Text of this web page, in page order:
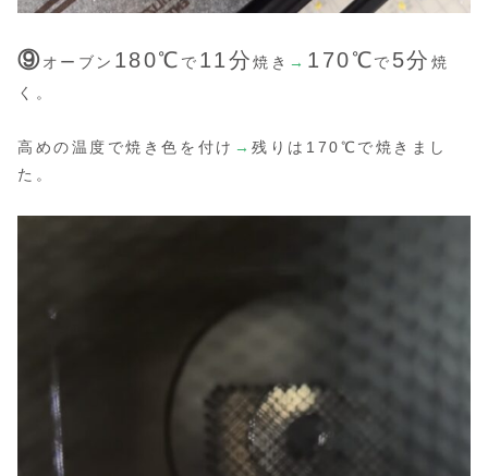
⑨オーブン 180℃ で 11分焼き → 170℃で 5分 焼
く。
高めの温度で焼き色を付け →残りは170℃で焼きまし
た。